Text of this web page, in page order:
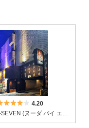
5つ星のうち4
4.20
NUDA by H-SEVEN (ヌーダ バイ エイチセブン)